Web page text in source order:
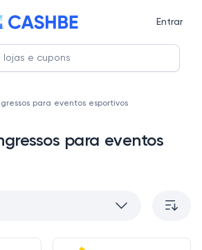
Entrar
para eventos esportivos
para eventos